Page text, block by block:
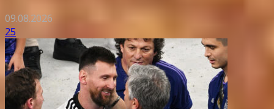
09.08.2026
25